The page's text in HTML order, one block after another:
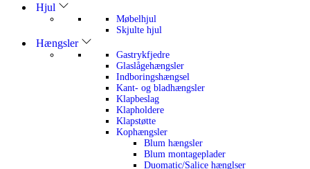
Hjul
Møbelhjul
Skjulte hjul
Hængsler
Gastrykfjedre
Glaslågehængsler
Indboringshængsel
Kant- og bladhængsler
Klapbeslag
Klapholdere
Klapstøtte
Kophængsler
Blum hængsler
Blum montageplader
Duomatic/Salice hænglser